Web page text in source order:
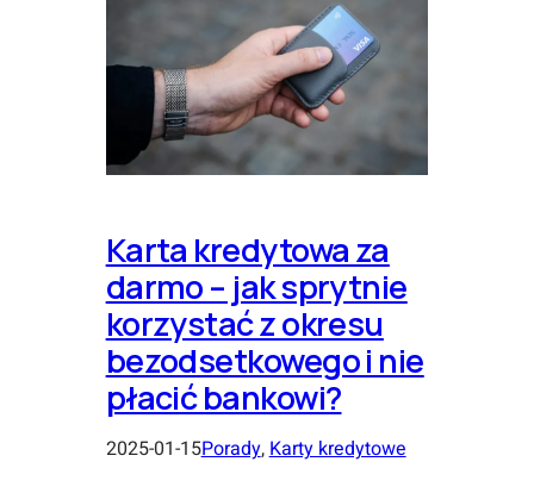
Karta kredytowa za
darmo – jak sprytnie
korzystać z okresu
bezodsetkowego i nie
płacić bankowi?
2025-01-15Porady, Karty kredytowe